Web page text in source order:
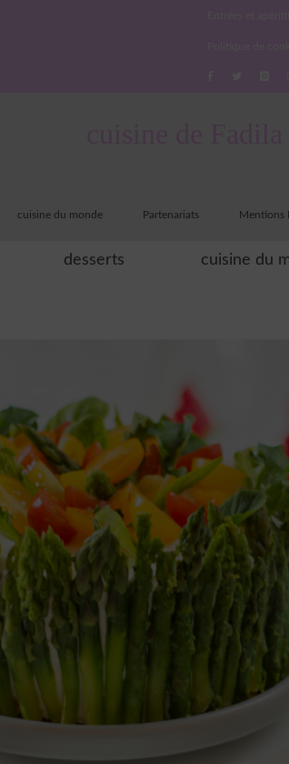
cuisine du monde Partenariats Mentions
desserts cuisine du